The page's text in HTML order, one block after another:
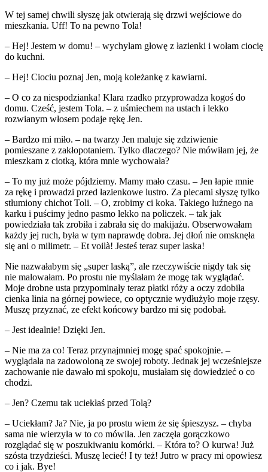
W tej samej chwili słyszę jak otwierają się drzwi wejściowe do
mieszkania. Uff! To na pewno Tola!
– Hej! Jestem w domu! – wychylam głowę z łazienki i wołam ciocię
do kuchni.
– Hej! Ciociu poznaj Jen, moją koleżankę z kawiarni.
– O co za niespodzianka! Klara rzadko przyprowadza kogoś do
domu. Cześć, jestem Tola. – z uśmiechem na ustach i lekko
rozwianym włosem podaje rękę Jen.
– Bardzo mi miło. – na twarzy Jen maluje się zdziwienie
pomieszane z zakłopotaniem. Tylko dlaczego? Nie mówiłam jej, że
mieszkam z ciotką, która mnie wychowała?
– To my już może pójdziemy. Mamy mało czasu. – Jen łapie mnie
za rękę i prowadzi przed łazienkowe lustro. Za plecami słyszę tylko
stłumiony chichot Toli. – O, zrobimy ci koka. Takiego luźnego na
karku i puścimy jedno pasmo lekko na policzek. – tak jak
powiedziała tak zrobiła i zabrała się do makijażu. Obserwowałam
każdy jej ruch, była w tym naprawdę dobra. Jej dłoń nie omsknęła
się ani o milimetr. – Et voilà! Jesteś teraz super laska!
Nie nazwałabym się „super laską”, ale rzeczywiście nigdy tak się
nie malowałam. Po prostu nie myślałam że mogę tak wyglądać.
Moje drobne usta przypominały teraz płatki róży a oczy zdobiła
cienka linia na górnej powiece, co optycznie wydłużyło moje rzęsy.
Muszę przyznać, ze efekt końcowy bardzo mi się podobał.
– Jest idealnie! Dzięki Jen.
– Nie ma za co! Teraz przynajmniej mogę spać spokojnie. –
wyglądała na zadowoloną ze swojej roboty. Jednak jej wcześniejsze
zachowanie nie dawało mi spokoju, musiałam się dowiedzieć o co
chodzi.
– Jen? Czemu tak uciekłaś przed Tolą?
– Uciekłam? Ja? Nie, ja po prostu wiem że się śpieszysz. – chyba
sama nie wierzyła w to co mówiła. Jen zaczęła gorączkowo
rozglądać się w poszukiwaniu komórki. – Która to? O kurwa! Już
szósta trzydzieści. Muszę lecieć! I ty też! Jutro w pracy mi opowiesz
co i jak. Bye!